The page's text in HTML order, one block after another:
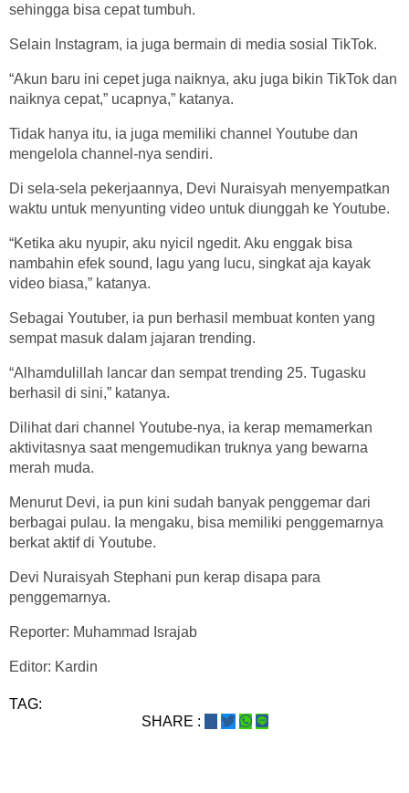
sehingga bisa cepat tumbuh.
Selain Instagram, ia juga bermain di media sosial TikTok.
“Akun baru ini cepet juga naiknya, aku juga bikin TikTok dan
naiknya cepat,” ucapnya,” katanya.
Tidak hanya itu, ia juga memiliki channel Youtube dan
mengelola channel-nya sendiri.
Di sela-sela pekerjaannya, Devi Nuraisyah menyempatkan
waktu untuk menyunting video untuk diunggah ke Youtube.
“Ketika aku nyupir, aku nyicil ngedit. Aku enggak bisa
nambahin efek sound, lagu yang lucu, singkat aja kayak
video biasa,” katanya.
Sebagai Youtuber, ia pun berhasil membuat konten yang
sempat masuk dalam jajaran trending.
“Alhamdulillah lancar dan sempat trending 25. Tugasku
berhasil di sini,” katanya.
Dilihat dari channel Youtube-nya, ia kerap memamerkan
aktivitasnya saat mengemudikan truknya yang bewarna
merah muda.
Menurut Devi, ia pun kini sudah banyak penggemar dari
berbagai pulau. Ia mengaku, bisa memiliki penggemarnya
berkat aktif di Youtube.
Devi Nuraisyah Stephani pun kerap disapa para
penggemarnya.
Reporter: Muhammad Israjab
Editor: Kardin
TAG:
SHARE :